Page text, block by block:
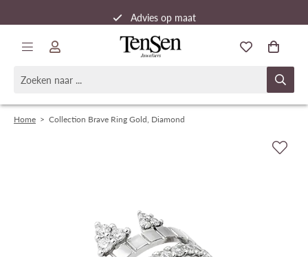
Advies op maat
Snelle verzending
Home > Collection Brave Ring Gold, Diamond